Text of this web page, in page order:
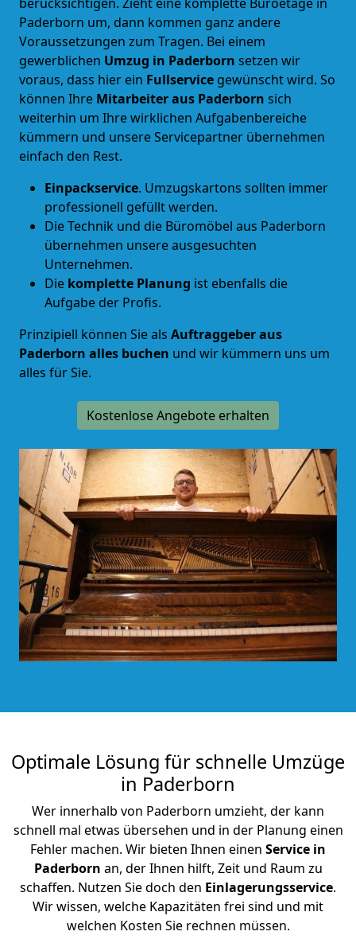
Paderborn um, dann kommen ganz andere
Voraussetzungen zum Tragen. Bei einem
gewerblichen Umzug in Paderborn setzen wir
voraus, dass hier ein Fullservice gewünscht wird. So
können Ihre Mitarbeiter aus Paderborn sich
weiterhin um Ihre wirklichen Aufgabenbereiche
kümmern und unsere Servicepartner übernehmen
einfach den Rest.
Einpackservice. Umzugskartons sollten immer
professionell gefüllt werden.
Die Technik und die Büromöbel aus Paderborn
übernehmen unsere ausgesuchten
Unternehmen.
Die komplette Planung ist ebenfalls die
Aufgabe der Profis.
Prinzipiell können Sie als Auftraggeber aus
Paderborn alles buchen und wir kümmern uns um
alles für Sie.
Kostenlose Angebote erhalten
Optimale Lösung für schnelle Umzüge
in Paderborn
Wer innerhalb von Paderborn umzieht, der kann
schnell mal etwas übersehen und in der Planung einen
Fehler machen. Wir bieten Ihnen einen Service in
Paderborn an, der Ihnen hilft, Zeit und Raum zu
schaffen. Nutzen Sie doch den Einlagerungsservice.
Wir wissen, welche Kapazitäten frei sind und mit
welchen Kosten Sie rechnen müssen.